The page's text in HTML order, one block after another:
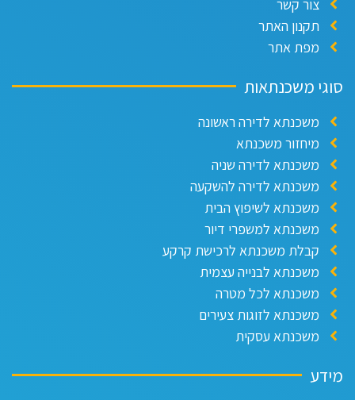
צור קשר
תקנון האתר
מפת אתר
סוגי משכנתאות
משכנתא לדירה ראשונה
מיחזור משכנתא
משכנתא לדירה שניה
משכנתא לדירה להשקעה
משכנתא לשיפוץ הבית
משכנתא למשפרי דיור
קבלת משכנתא לרכישת קרקע
משכנתא לבנייה עצמית
משכנתא לכל מטרה
משכנתא לזוגות צעירים
משכנתא עסקית
מידע